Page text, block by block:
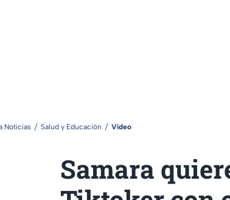
Noticias Salud y Educación Video
Samara